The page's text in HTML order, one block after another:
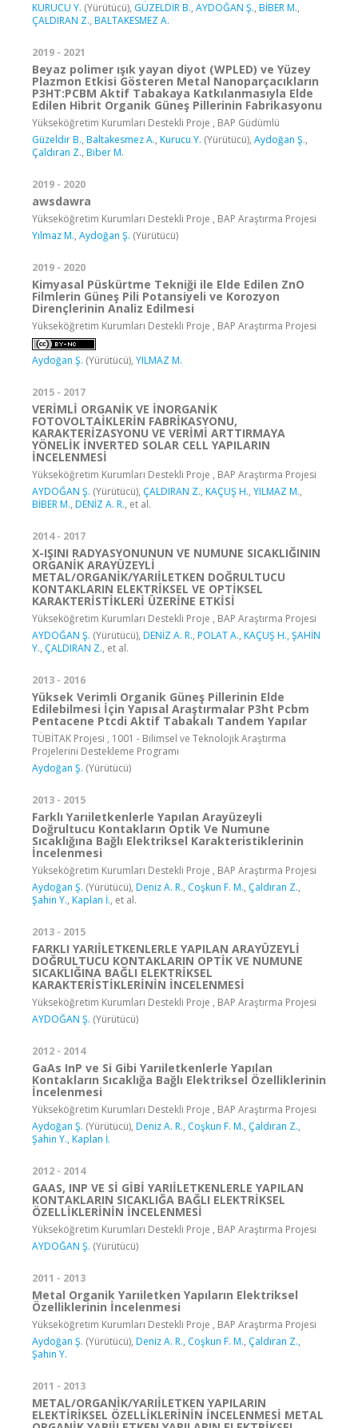
KURUCU Y. (Yürütücü), GÜZELDİR B., AYDOĞAN Ş., BİBER M.,
ÇALDIRAN Z., BALTAKESMEZ A.
2019 - 2021
Beyaz polimer ışık yayan diyot (WPLED) ve Yüzey
Plazmon Etkisi Gösteren Metal Nanoparçacıkların
P3HT:PCBM Aktif Tabakaya Katkılanmasıyla Elde
Edilen Hibrit Organik Güneş Pillerinin Fabrikasyonu
Yükseköğretim Kurumları Destekli Proje , BAP Güdümlü
Güzeldir B., Baltakesmez A., Kurucu Y. (Yürütücü), Aydoğan Ş.,
Çaldıran Z., Biber M.
2019 - 2020
awsdawra
Yükseköğretim Kurumları Destekli Proje , BAP Araştırma Projesi
Yılmaz M., Aydoğan Ş. (Yürütücü)
2019 - 2020
Kimyasal Püskürtme Tekniği ile Elde Edilen ZnO
Filmlerin Güneş Pili Potansiyeli ve Korozyon
Dirençlerinin Analiz Edilmesi
Yükseköğretim Kurumları Destekli Proje , BAP Araştırma Projesi
Aydoğan Ş. (Yürütücü), YILMAZ M.
2015 - 2017
VERİMLİ ORGANİK VE İNORGANİK
FOTOVOLTAİKLERİN FABRİKASYONU,
KARAKTERİZASYONU VE VERİMİ ARTTIRMAYA
YÖNELİK İNVERTED SOLAR CELL YAPILARIN
İNCELENMESİ
Yükseköğretim Kurumları Destekli Proje , BAP Araştırma Projesi
AYDOĞAN Ş. (Yürütücü), ÇALDIRAN Z., KAÇUŞ H., YILMAZ M.,
BİBER M., DENİZ A. R., et al.
2014 - 2017
X-IŞINI RADYASYONUNUN VE NUMUNE SICAKLIĞININ
ORGANİK ARAYÜZEYLİ
METAL/ORGANİK/YARIİLETKEN DOĞRULTUCU
KONTAKLARIN ELEKTRİKSEL VE OPTİKSEL
KARAKTERİSTİKLERİ ÜZERİNE ETKİSİ
Yükseköğretim Kurumları Destekli Proje , BAP Araştırma Projesi
AYDOĞAN Ş. (Yürütücü), DENİZ A. R., POLAT A., KAÇUŞ H., ŞAHİN
Y., ÇALDIRAN Z., et al.
2013 - 2016
Yüksek Verimli Organik Güneş Pillerinin Elde
Edilebilmesi İçin Yapısal Araştırmalar P3ht Pcbm
Pentacene Ptcdi Aktif Tabakalı Tandem Yapılar
TÜBİTAK Projesi , 1001 - Bilimsel ve Teknolojik Araştırma
Projelerini Destekleme Programı
Aydoğan Ş. (Yürütücü)
2013 - 2015
Farklı Yarıiletkenlerle Yapılan Arayüzeyli
Doğrultucu Kontakların Optik Ve Numune
Sıcaklığına Bağlı Elektriksel Karakteristiklerinin
İncelenmesi
Yükseköğretim Kurumları Destekli Proje , BAP Araştırma Projesi
Aydoğan Ş. (Yürütücü), Deniz A. R., Coşkun F. M., Çaldıran Z.,
Şahin Y., Kaplan İ., et al.
2013 - 2015
FARKLI YARIİLETKENLERLE YAPILAN ARAYÜZEYLİ
DOĞRULTUCU KONTAKLARIN OPTİK VE NUMUNE
SICAKLIĞINA BAĞLI ELEKTRİKSEL
KARAKTERİSTİKLERİNİN İNCELENMESİ
Yükseköğretim Kurumları Destekli Proje , BAP Araştırma Projesi
AYDOĞAN Ş. (Yürütücü)
2012 - 2014
GaAs InP ve Si Gibi Yarıiletkenlerle Yapılan
Kontakların Sıcaklığa Bağlı Elektriksel Özelliklerinin
İncelenmesi
Yükseköğretim Kurumları Destekli Proje , BAP Araştırma Projesi
Aydoğan Ş. (Yürütücü), Deniz A. R., Coşkun F. M., Çaldıran Z.,
Şahin Y., Kaplan İ.
2012 - 2014
GAAS, INP VE Sİ GİBİ YARIİLETKENLERLE YAPILAN
KONTAKLARIN SICAKLIĞA BAĞLI ELEKTRİKSEL
ÖZELLİKLERİNİN İNCELENMESİ
Yükseköğretim Kurumları Destekli Proje , BAP Araştırma Projesi
AYDOĞAN Ş. (Yürütücü)
2011 - 2013
Metal Organik Yarıiletken Yapıların Elektriksel
Özelliklerinin İncelenmesi
Yükseköğretim Kurumları Destekli Proje , BAP Araştırma Projesi
Aydoğan Ş. (Yürütücü), Deniz A. R., Coşkun F. M., Çaldıran Z.,
Şahin Y.
2011 - 2013
METAL/ORGANİK/YARIİLETKEN YAPILARIN
ELEKTİRİKSEL ÖZELLİKLERİNİN İNCELENMESİ METAL